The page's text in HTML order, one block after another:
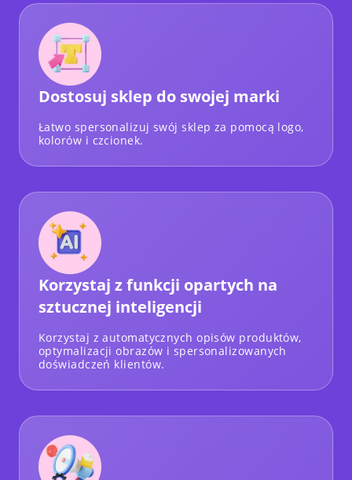
Dostosuj sklep do swojej marki
Łatwo spersonalizuj swój sklep za pomocą logo,
kolorów i czcionek.
Korzystaj z funkcji opartych na
sztucznej inteligencji
Korzystaj z automatycznych opisów produktów,
optymalizacji obrazów i spersonalizowanych
doświadczeń klientów.